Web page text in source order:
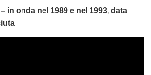
in onda nel 1989 e nel 1993, data